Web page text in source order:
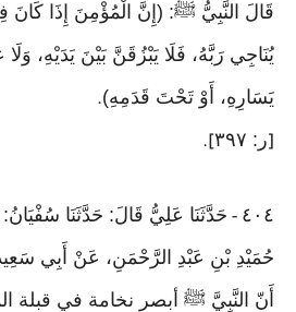
قَالَ النَّبِيُّ ﷺ: (إِنَّ الْمُؤْمِنَ إِذَا كَانَ
يُنَاجِي رَبَّهُ، فَلَا يَبْزُقَنَّ بَيْنَ يَدَيْهِ،
يَسَارِهِ، أَوْ تَحْتَ قَدَمِهِ).
[ر: ٣٩٧ ].
٤٠٤ - حَدَّثَنَا عَلِيُّ قَالَ: حَدَّثَنَا
حُمَيْدِ بْنِ عَبْدِ الرَّحْمَنِ، عَنْ أَبِي
أَنّ النَّبِيَّ ﷺ أبصر نخامة في قبلة